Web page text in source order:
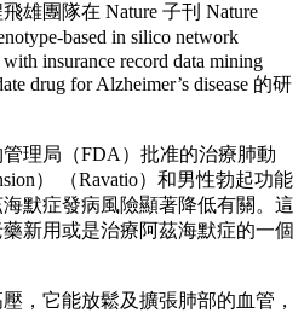
雄團隊在 Nature 子刊 Nature
based in silico network
insurance record data mining
drug for Alzheimer’s disease 的研
理局（FDA）批准的治療肺動
） （Ravatio）和男性勃起功能
默症發病風險顯著降低有關。這
新用或是治療阿茲海默症的一個
，它能放鬆及擴張肺部的血管，